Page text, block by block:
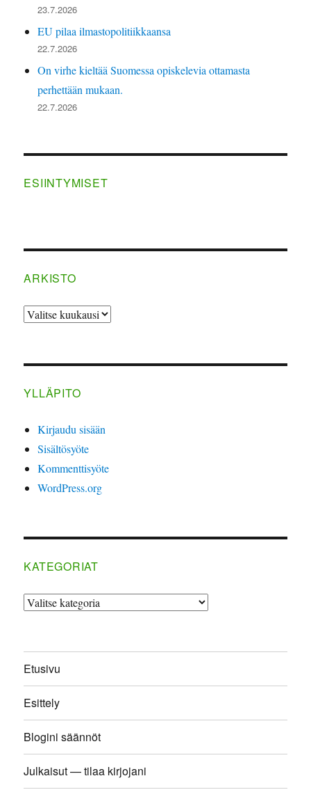
23.7.2026
EU pilaa ilmastopolitiikkaansa
22.7.2026
On virhe kieltää Suomessa opiskelevia ottamasta
perhettään mukaan.
22.7.2026
ESIINTYMISET
ARKISTO
ARKISTO
YLLÄPITO
Kirjaudu sisään
Sisältösyöte
Kommenttisyöte
WordPress.org
KATEGORIAT
Kategoriat
Etusivu
Esittely
Blogini säännöt
Julkaisut — tilaa kirjojani